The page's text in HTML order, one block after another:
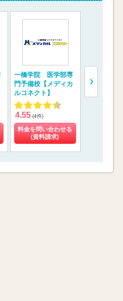
一橋学院 医学部専
門予備校【メディカ
ルコネクト】
4.55 (4件)
料金を問い合わせる
(資料請求)
【京都医塾】